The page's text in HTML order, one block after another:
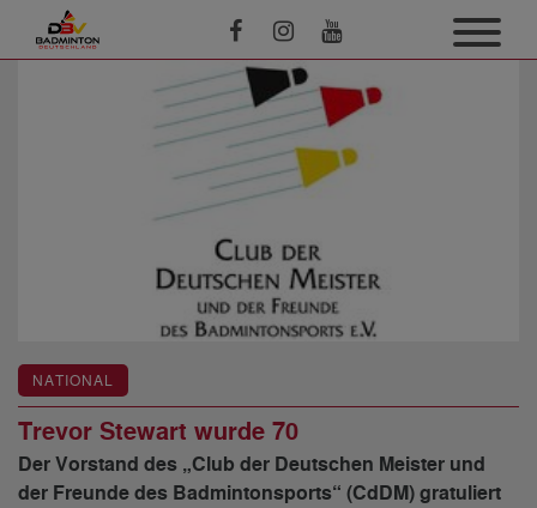
NATIONAL
Trevor Stewart wurde 70
Der Vorstand des „Club der Deutschen Meister und
der Freunde des Badmintonsports“ (CdDM) gratuliert